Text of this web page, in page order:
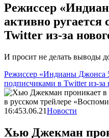
Режиссер
активно
Twitter из-за
И просит не делать выводы
Режиссер «Индианы Джонса
подписчиками в Twitter из-за
16:453.06.21Новости
Хью Джекман